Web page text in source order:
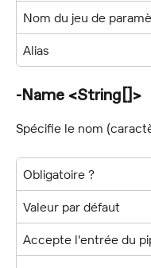
Nom du jeu de
Alias
-Name <String[]>
Spécifie le nom
Obligatoire ?
Valeur par défaut
Accepte l'entrée du